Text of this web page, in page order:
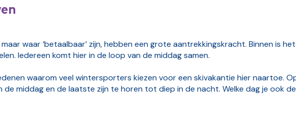
waar ‘betaalbaar’ zijn, hebben een grote aantrekkingskracht. Binnen is
Iedereen komt hier in de loop van de middag samen.
waarom veel wintersporters kiezen voor een skivakantie hier naartoe.
middag en de laatste zijn te horen tot diep in de nacht. Welke dag je ook